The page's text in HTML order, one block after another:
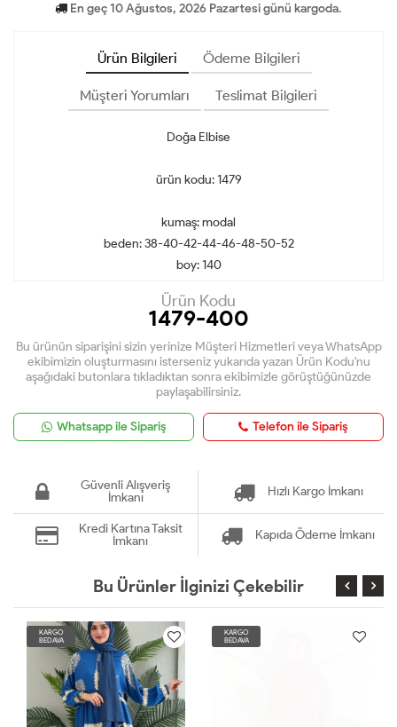
En geç 10 Ağustos, 2026 Pazartesi günü kargoda.
Ürün Bilgileri Ödeme Bilgileri
Müşteri Yorumları Teslimat Bilgileri
Doğa Elbise
ürün kodu: 1479
kumaş: modal
beden: 38-40-42-44-46-48-50-52
boy: 140
Ürün Kodu
1479-400
Bu ürünün siparişini sizin yerinize Müşteri Hizmetleri veya WhatsApp
ekibimizin oluşturmasını isterseniz yukarıda yazan Ürün Kodu'nu
aşağıdaki butonlara tıkladıktan sonra ekibimizle görüştüğünüzde
paylaşabilirsiniz.
Whatsapp ile Sipariş Telefon ile Sipariş
Güvenli Alışveriş
İmkanı
Hızlı Kargo İmkanı
Kredi Kartına Taksit
İmkanı
Kapıda Ödeme İmkanı
Bu Ürünler İlginizi Çekebilir
KARGO
BEDAVA
KARGO
BEDAVA